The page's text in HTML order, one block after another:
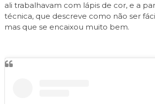
ali trabalhavam com lápis de cor, e a
técnica, que descreve como não ser
mas que se encaixou muito bem.